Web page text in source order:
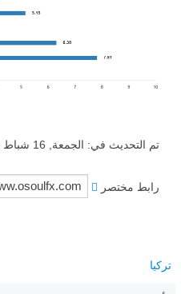
تم التحديث في: الجمعة, 16 شباط 2024 17:29
رابط مختصر
تركيا